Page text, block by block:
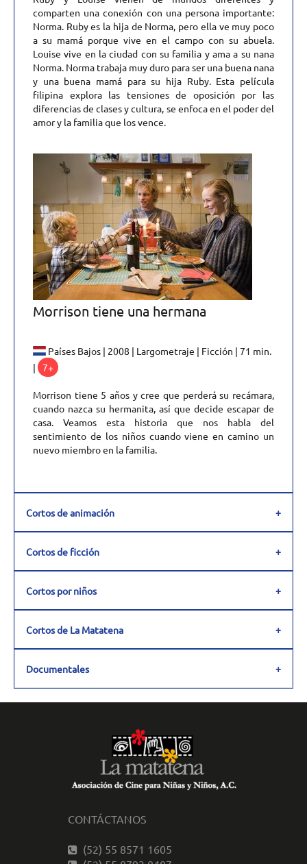
comparten una conexión con una persona importante:
Norma. Ruby es la hija de Norma, pero ella ve muy poco
a su mamá porque vive en el campo con su abuela.
Louise vive en la ciudad con su familia y ama a su nana
Norma. Norma trabaja muy duro para ser una buena nana
y una buena mamá para su hija Ruby. Esta película
filipina explora las tensiones de oposición por las
diferencias de clases y cultura, se enfoca en el poder del
amor y la familia que los vence.
Morrison tiene una hermana
Países Bajos | 2008 | Largometraje | Ficción | 71 min.
|
7+
Morrison tiene 5 años y cree que perderá su recámara,
cuando nazca su hermanita, así que decide escapar de
casa. Veamos esta historia que nos habla del
sentimiento de los niños cuando viene en camino un
nuevo miembro en la familia.
Cortos de animación
Cortos de ficción
Cortos por niños
Cortos de La Matatena
Documentales
CONTÁCTANOS
(52) 55 8571 1605